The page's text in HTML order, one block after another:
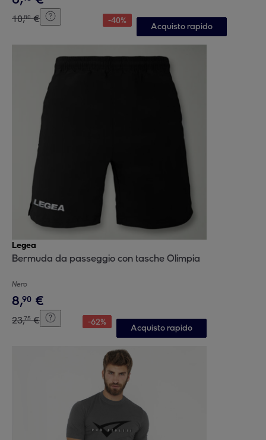
10,80 € -40%
Acquisto rapido
Legea
Bermuda da passeggio con tasche Olimpia
Nero
8,90 €
23,75 € -62%
Acquisto rapido